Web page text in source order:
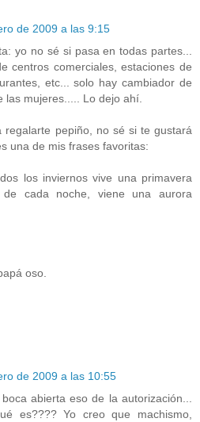
de 2009 a las 9:15
yo no sé si pasa en todas partes...
centros comerciales, estaciones de
etc... solo hay cambiador de
las mujeres..... Lo dejo ahí.
regalarte pepiño, no sé si te gustará
una de mis frases favoritas:
los inviernos vive una primavera
cada noche, viene una aurora
oso.
de 2009 a las 10:55
abierta eso de la autorización...
es???? Yo creo que machismo,